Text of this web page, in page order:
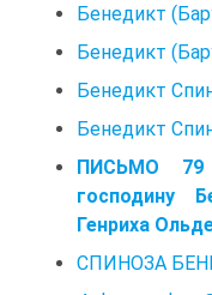
Бенедикт
Бенедикт
Бенедикт
Бенедикт
ПИСЬМО 79
господину
Генриха
СПИНОЗА